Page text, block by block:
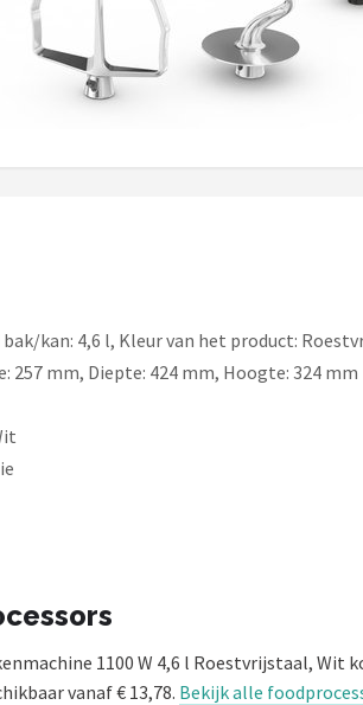
bak/kan: 4,6 l, Kleur van het product:
257 mm, Diepte: 424 mm, Hoogte: 324 mm
1100 W 4,6 l Roestvrijstaal, Wit
vanaf € 13,78. Bekijk alle